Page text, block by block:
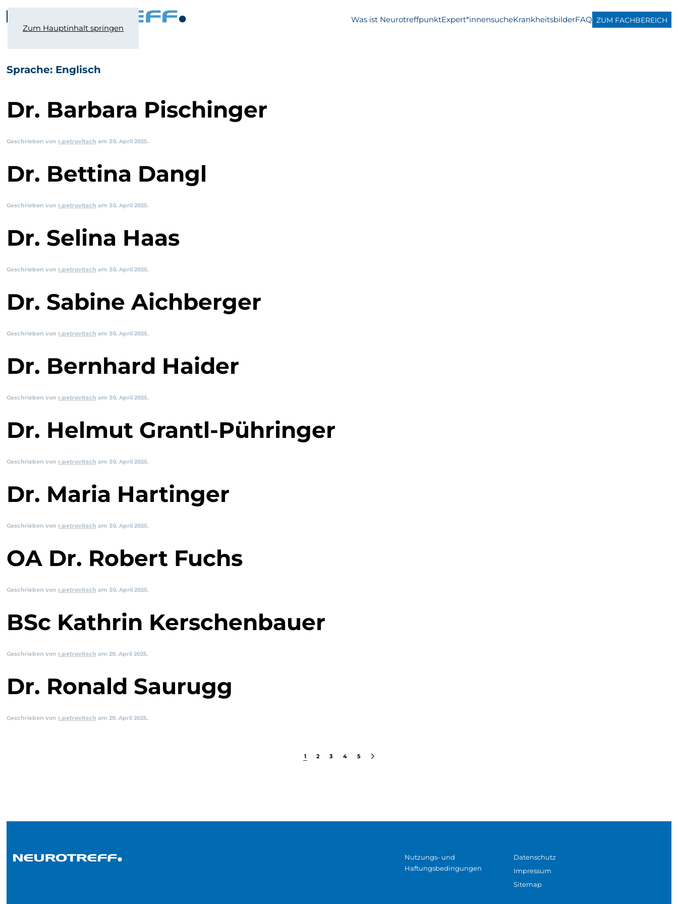
Zum Hauptinhalt springen
Was ist NeurotreffpunktExpert*innensucheKrankheitsbilderFAQ ZUM FACHBEREICH
Sprache: Englisch
Dr. Barbara Pischinger
Geschrieben von r.petrovitsch am 30. April 2025.
Dr. Bettina Dangl
Geschrieben von r.petrovitsch am 30. April 2025.
Dr. Selina Haas
Geschrieben von r.petrovitsch am 30. April 2025.
Dr. Sabine Aichberger
Geschrieben von r.petrovitsch am 30. April 2025.
Dr. Bernhard Haider
Geschrieben von r.petrovitsch am 30. April 2025.
Dr. Helmut Grantl-Pühringer
Geschrieben von r.petrovitsch am 30. April 2025.
Dr. Maria Hartinger
Geschrieben von r.petrovitsch am 30. April 2025.
OA Dr. Robert Fuchs
Geschrieben von r.petrovitsch am 30. April 2025.
BSc Kathrin Kerschenbauer
Geschrieben von r.petrovitsch am 29. April 2025.
Dr. Ronald Saurugg
Geschrieben von r.petrovitsch am 29. April 2025.
1 2 3 4 5
Nutzungs- und
Haftungsbedingungen
Datenschutz
Impressum
Sitemap